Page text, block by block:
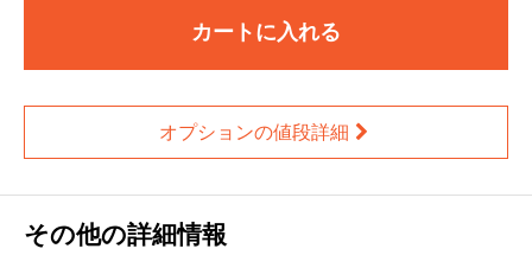
カートに入れる
オプションの値段詳細
その他の詳細情報